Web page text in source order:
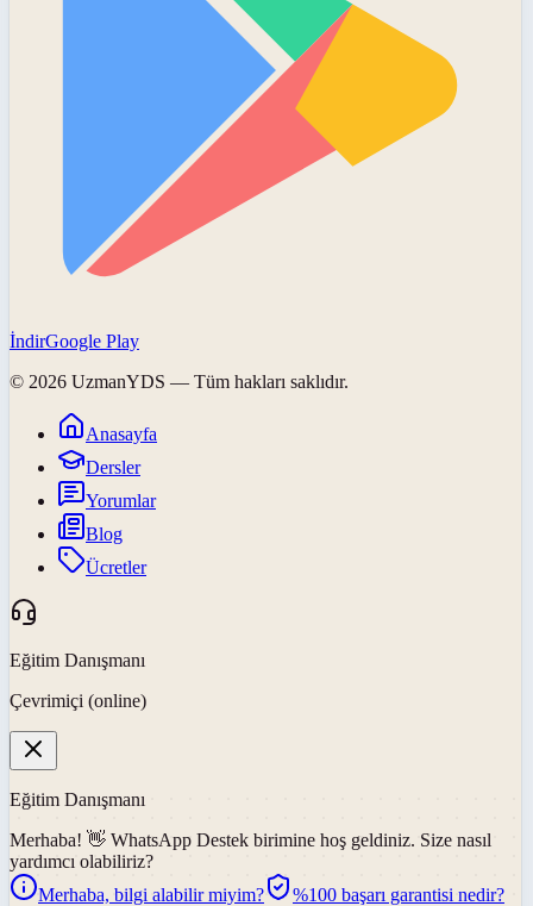
İndirGoogle Play
© 2026 UzmanYDS — Tüm hakları saklıdır.
Anasayfa
Dersler
Yorumlar
Blog
Ücretler
Eğitim Danışmanı
Çevrimiçi (online)
Eğitim Danışmanı
Merhaba! 👋 WhatsApp Destek birimine hoş geldiniz. Size nasıl
yardımcı olabiliriz?
Merhaba, bilgi alabilir miyim?
%100 başarı garantisi nedir?